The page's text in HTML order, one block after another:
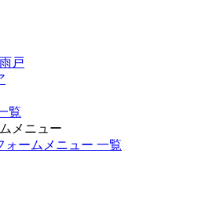
戸
覧
メニュー
ォームメニュー 一覧